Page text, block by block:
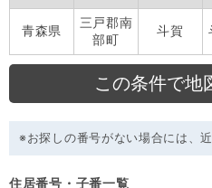
青森県
三戸郡南
部町
斗賀
※お探しの番号がない場合には、
住居番号・子番一覧